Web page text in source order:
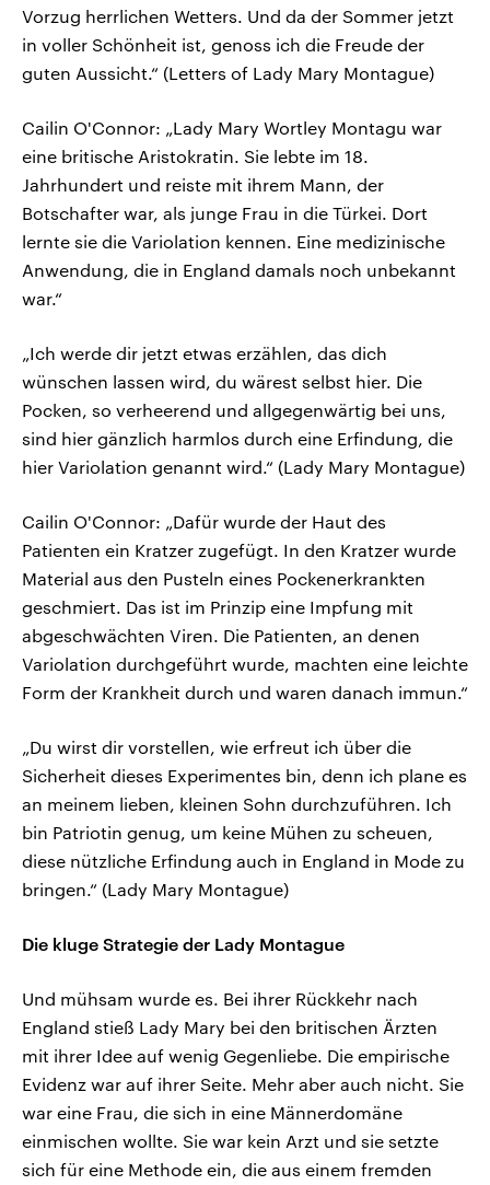
Vorzug herrlichen Wetters. Und da der Sommer jetzt
in voller Schönheit ist, genoss ich die Freude der
guten Aussicht.“ (Letters of Lady Mary Montague)
Cailin O'Connor: „Lady Mary Wortley Montagu war
eine britische Aristokratin. Sie lebte im 18.
Jahrhundert und reiste mit ihrem Mann, der
Botschafter war, als junge Frau in die Türkei. Dort
lernte sie die Variolation kennen. Eine medizinische
Anwendung, die in England damals noch unbekannt
war.“
„Ich werde dir jetzt etwas erzählen, das dich
wünschen lassen wird, du wärest selbst hier. Die
Pocken, so verheerend und allgegenwärtig bei uns,
sind hier gänzlich harmlos durch eine Erfindung, die
hier Variolation genannt wird.“ (Lady Mary Montague)
Cailin O'Connor: „Dafür wurde der Haut des
Patienten ein Kratzer zugefügt. In den Kratzer wurde
Material aus den Pusteln eines Pockenerkrankten
geschmiert. Das ist im Prinzip eine Impfung mit
abgeschwächten Viren. Die Patienten, an denen
Variolation durchgeführt wurde, machten eine leichte
Form der Krankheit durch und waren danach immun.“
„Du wirst dir vorstellen, wie erfreut ich über die
Sicherheit dieses Experimentes bin, denn ich plane es
an meinem lieben, kleinen Sohn durchzuführen. Ich
bin Patriotin genug, um keine Mühen zu scheuen,
diese nützliche Erfindung auch in England in Mode zu
bringen.“ (Lady Mary Montague)
Die kluge Strategie der Lady Montague
Und mühsam wurde es. Bei ihrer Rückkehr nach
England stieß Lady Mary bei den britischen Ärzten
mit ihrer Idee auf wenig Gegenliebe. Die empirische
Evidenz war auf ihrer Seite. Mehr aber auch nicht. Sie
war eine Frau, die sich in eine Männerdomäne
einmischen wollte. Sie war kein Arzt und sie setzte
sich für eine Methode ein, die aus einem fremden